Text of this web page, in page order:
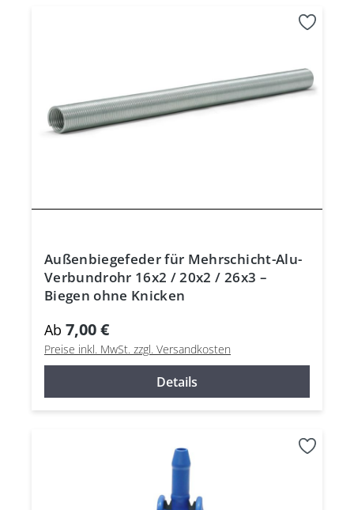
Außenbiegefeder für Mehrschicht-Alu-
Verbundrohr 16x2 / 20x2 / 26x3 –
Biegen ohne Knicken
Ab 7,00 €
Preise inkl. MwSt. zzgl. Versandkosten
Details